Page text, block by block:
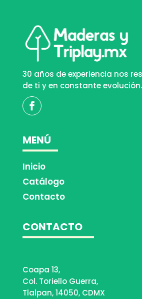
30 años de experiencia nos
de ti y en constante evolución.
MENÚ
Inicio
Catálogo
Contacto
CONTACTO
Coapa 13,
Col. Toriello Guerra,
Tlalpan, 14050, CDMX